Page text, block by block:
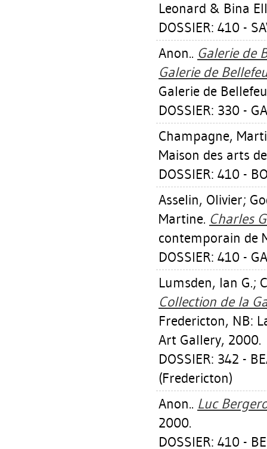
Leonard & Bina
DOSSIER: 410 -
Anon.. Galerie de
Galerie de
Galerie de
DOSSIER: 330 -
Champagne,
Maison des arts
DOSSIER: 410 -
Asselin, Olivier;
Martine. Charles
contemporain de
DOSSIER: 410 -
Lumsden, Ian G.;
Collection de la
Fredericton, NB:
Art Gallery, 2000.
DOSSIER: 342 -
(Fredericton)
Anon.. Luc
2000.
DOSSIER: 410 -